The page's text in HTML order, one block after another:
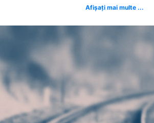
Afișați mai multe ...